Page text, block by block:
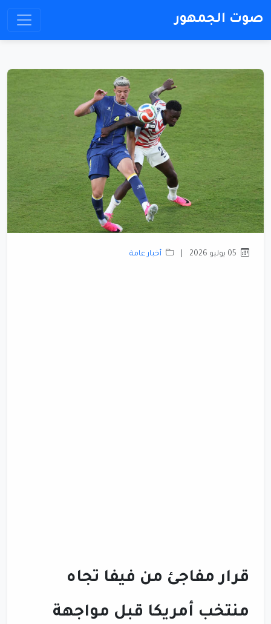
صوت الجمهور
أخبار عامة
قرار مفاجئ من فيفا تجاه
منتخب أمريكا قبل مواجهة